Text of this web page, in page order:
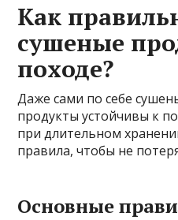
Как
сушеные
походе?
Даже сами по себе
продукты устойчивы к
при длительном
правила, чтобы не
Основные